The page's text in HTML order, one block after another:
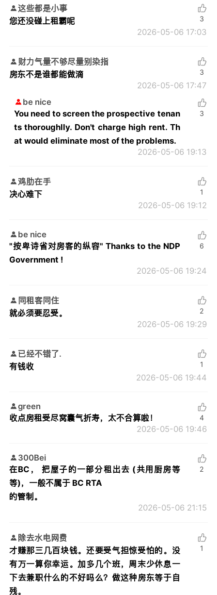
这些都是小事
您还没碰上租霸呢
2026-05-06 17:03
3
财力气量不够尽量别染指
房东不是谁都能做滴
2026-05-06 17:47
3
be nice
You need to screen the prospective tenan
ts thoroughlly. Don't charge high rent. Th
at would eliminate most of the problems.
2026-05-06 19:13
3
鸡肋在手
决心难下
2026-05-06 19:12
1
be nice
"按卑诗省对房客的纵容" Thanks to the NDP
Government !
2026-05-06 19:24
6
同租客同住
就必须要忍受。
2026-05-06 19:29
2
已经不错了.
有钱收
2026-05-06 19:44
1
green
收点房租受尽窝囊气折寿，太不合算啦！
2026-05-06 19:46
4
300Bei
在BC， 把屋子的一部分租出去 (共用厨房等
等)，一般不属于 BC RTA
的管制。
2026-05-06 21:15
2
除去水电网费
才赚那三几百块钱。还要受气担惊受怕的。没
有万一算你幸运。加多几个班，周末少休息一
下去兼职什么的不好吗么？做这种房东等于自
残。
1